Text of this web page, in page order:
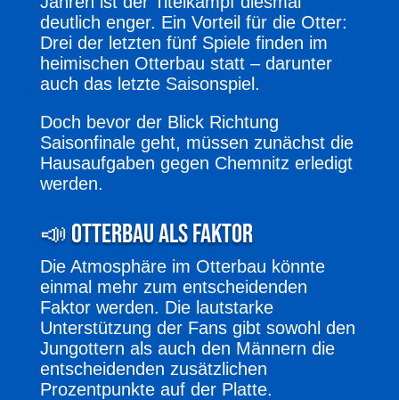
deutlich enger. Ein Vorteil für die Otter:
Drei der letzten fünf Spiele finden im
heimischen Otterbau statt – darunter
auch das letzte Saisonspiel.
Doch bevor der Blick Richtung
Saisonfinale geht, müssen zunächst die
Hausaufgaben gegen Chemnitz erledigt
werden.
📣 Otterbau als Faktor
Die Atmosphäre im Otterbau könnte
einmal mehr zum entscheidenden
Faktor werden. Die lautstarke
Unterstützung der Fans gibt sowohl den
Jungottern als auch den Männern die
entscheidenden zusätzlichen
Prozentpunkte auf der Platte.